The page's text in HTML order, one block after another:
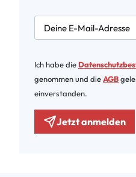
newsletter.labelEmail
Ich habe die
genommen und dieAGB
einverstanden.
Jetzt anmelden